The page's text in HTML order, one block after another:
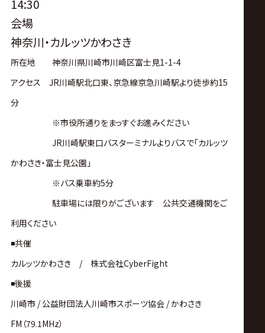
14:30
会場
神奈川・カルッツかわさき
所在地 神奈川県川崎市川崎区富士見1-1-4
アクセス JR川崎駅北口東、京急線京急川崎駅より徒歩約15
分
※市役所通りをまっすぐお進みください
JR川崎駅東口バスターミナルよりバスで「カルッツ
かわさき・富士見公園」
※バス乗車約5分
駐車場には限りがございます 公共交通機関をご
利用ください
◾️共催
カルッツかわさき / 株式会社CyberFight
◾️後援
川崎市 /公益財団法人川崎市スポーツ協会/かわさき
FM （79.1MHz）